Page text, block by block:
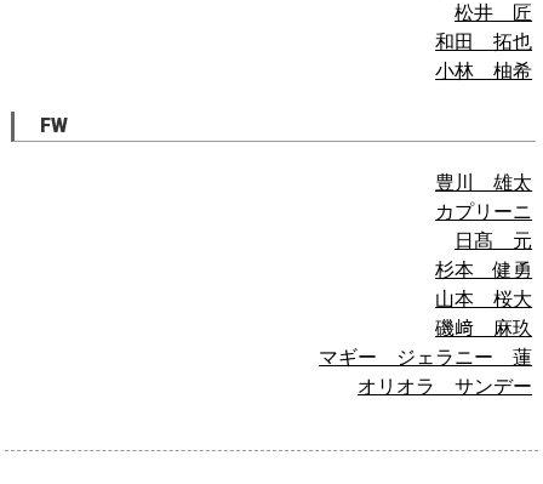
松井 匠
和田 拓也
小林 柚希
FW
豊川 雄太
カプリーニ
日髙 元
杉本 健勇
山本 桜大
磯﨑 麻玖
マギー ジェラニー 蓮
オリオラ サンデー